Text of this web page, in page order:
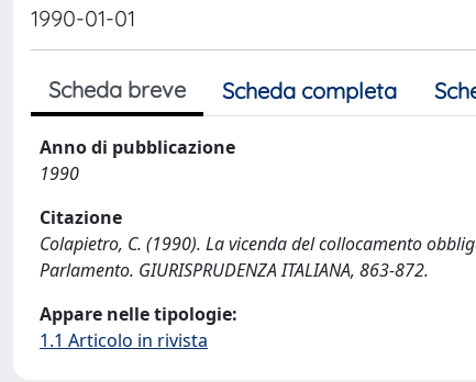
1990-01-01
Scheda breve Scheda completa
Anno di pubblicazione
1990
Citazione
Colapietro, C. (1990). La vicenda del collocamento
Parlamento. GIURISPRUDENZA ITALIANA, 863-872.
Appare nelle tipologie:
1.1 Articolo in rivista